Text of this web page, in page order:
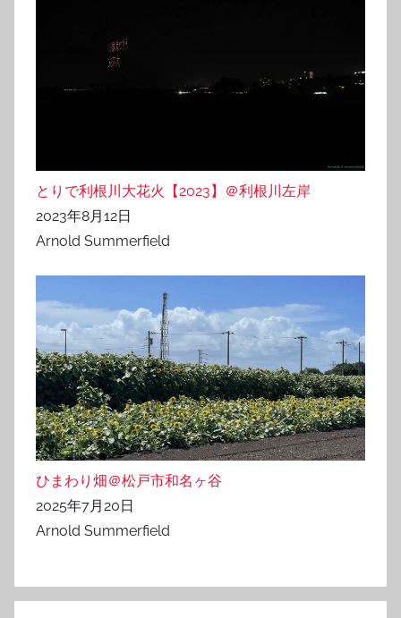
とりで利根川大花火【2023】＠利根川左岸
2023年8月12日
Arnold Summerfield
ひまわり畑＠松戸市和名ヶ谷
2025年7月20日
Arnold Summerfield